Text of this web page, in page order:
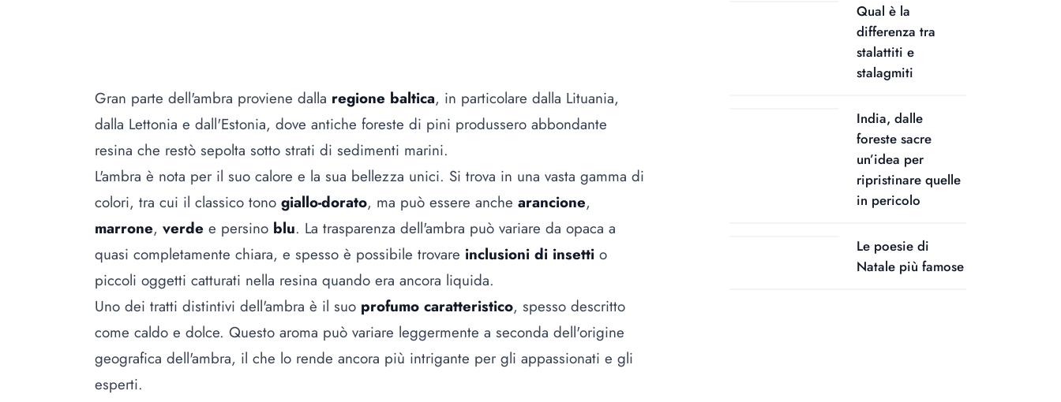
Gran parte dell'ambra proviene dalla regione baltica, in particolare dalla Lituania,
dalla Lettonia e dall'Estonia, dove antiche foreste di pini produssero abbondante
resina che restò sepolta sotto strati di sedimenti marini.
L'ambra è nota per il suo calore e la sua bellezza unici. Si trova in una vasta gamma di
colori, tra cui il classico tono giallo-dorato, ma può essere anche arancione,
marrone, verde e persino blu. La trasparenza dell'ambra può variare da opaca a
quasi completamente chiara, e spesso è possibile trovare inclusioni di insetti o
piccoli oggetti catturati nella resina quando era ancora liquida.
Uno dei tratti distintivi dell'ambra è il suo profumo caratteristico, spesso descritto
come caldo e dolce. Questo aroma può variare leggermente a seconda dell'origine
geografica dell'ambra, il che lo rende ancora più intrigante per gli appassionati e gli
esperti.
Qual è la
differenza tra
stalattiti e
stalagmiti
India, dalle
foreste sacre
un’idea per
ripristinare quelle
in pericolo
Le poesie di
Natale più famose